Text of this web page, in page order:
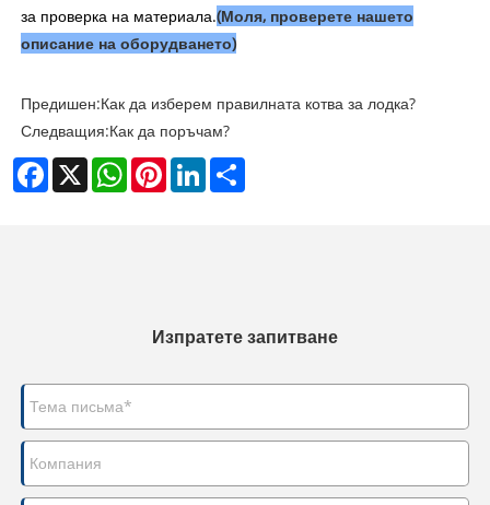
за проверка на материала.(Моля, проверете нашето
описание на оборудването)
Предишен:Как да изберем правилната котва за лодка?
Следващия:Как да поръчам?
Facebook
X WhatsAppPinterestLinkedIn
Изпратете запитване